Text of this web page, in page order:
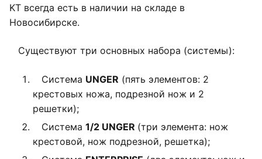
KT всегда есть в наличии на складе в
Новосибирске.
Существуют три основных набора (системы):
Система UNGER (пять элементов: 2
крестовых ножа, подрезной нож и 2
решетки);
Система 1/2 UNGER (три элемента: нож
крестовой, нож подрезной, решетка);